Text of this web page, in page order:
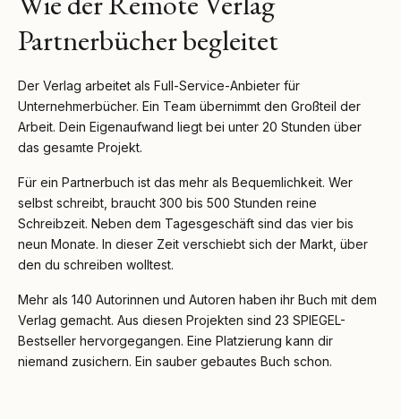
Partnerbücher begleitet
Der Verlag arbeitet als Full-Service-Anbieter für
Unternehmerbücher. Ein Team übernimmt den Großteil der
Arbeit. Dein Eigenaufwand liegt bei unter 20 Stunden über
das gesamte Projekt.
Für ein Partnerbuch ist das mehr als Bequemlichkeit. Wer
selbst schreibt, braucht 300 bis 500 Stunden reine
Schreibzeit. Neben dem Tagesgeschäft sind das vier bis
neun Monate. In dieser Zeit verschiebt sich der Markt, über
den du schreiben wolltest.
Mehr als 140 Autorinnen und Autoren haben ihr Buch mit dem
Verlag gemacht. Aus diesen Projekten sind 23 SPIEGEL-
Bestseller hervorgegangen. Eine Platzierung kann dir
niemand zusichern. Ein sauber gebautes Buch schon.